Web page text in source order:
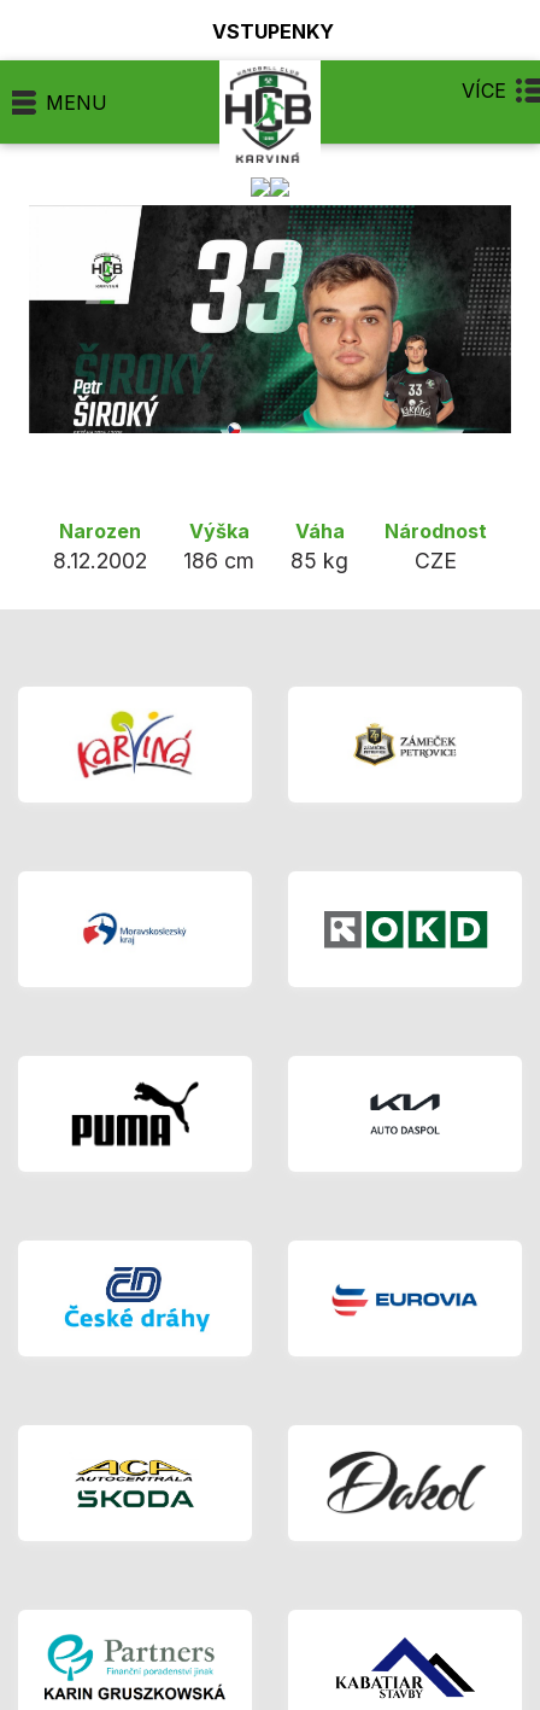
VSTUPENKY
MENU VÍCE
Narozen
8.12.2002
Výška
186 cm
Váha
85 kg
Národnost
CZE